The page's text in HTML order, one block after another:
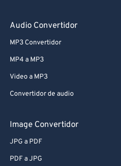
Audio Convertidor
MP3 Convertidor
MP4 a MP3
Video a MP3
Convertidor de audio
Image Convertidor
JPG a PDF
PDF a JPG